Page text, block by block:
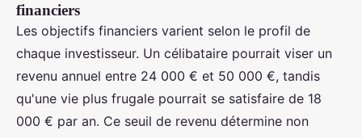
financiers
Les objectifs financiers varient selon le profil de
chaque investisseur. Un célibataire pourrait viser un
revenu annuel entre 24 000 € et 50 000 €, tandis
qu'une vie plus frugale pourrait se satisfaire de 18
000 € par an. Ce seuil de revenu détermine non